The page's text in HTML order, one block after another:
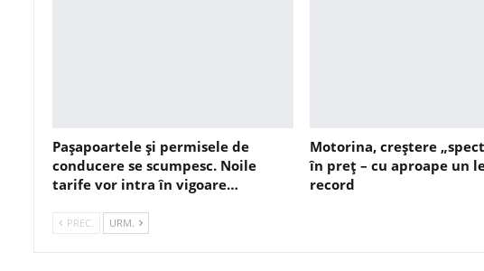
Pașapoartele și permisele de
conducere se scumpesc. Noile
tarife vor intra în vigoare…
Motorina, creștere
în preț – cu aproape un
record
PREC. URM.